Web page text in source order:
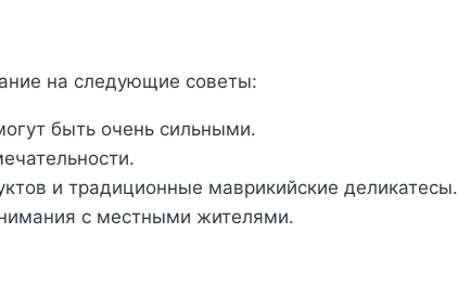
на следующие советы:
быть очень сильными.
и традиционные маврикийские деликатесы.
с местными жителями.